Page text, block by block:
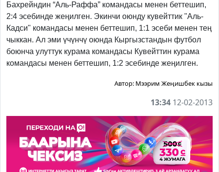
Бахрейндин “Аль-Раффа” командасы менен беттешип,
2:4 эсебинде жеңилген. Экинчи оюнду кувейттик "Аль-
Кадси" командасы менен беттешип, 1:1 эсеби менен тең
чыккан. Ал эми үчүнчү оюнда Кыргызстандын футбол
боюнча улуттук курама командасы Кувейттин курама
командасы менен беттешип, 1:2 эсебинде жеңилген.
Автор: Мээрим Жеңишбек кызы
13:34 12-02-2013